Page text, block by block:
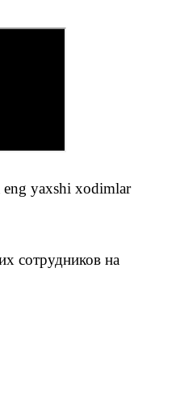
eng yaxshi xodimlar
сотрудников на